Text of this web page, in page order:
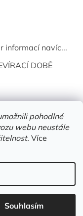
pohodlné
webu neustále
Více
Souhlasím
informací navíc...
DOBĚ
| Mělník. Všechna
cookies